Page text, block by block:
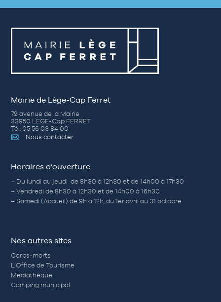
Mairie de Lège-Cap Ferret
79 avenue de la Mairie
33950 LÈGE-Cap FERRET
Tél. 05 56 03 84 00
Nous contacter
Horaires d’ouverture
– Du lundi au jeudi de 8h30 à 12h30 et de 14h00 à 17h30
– Vendredi de 8h30 à 12h30 et de 14h00 à 16h30
– Samedi (Accueil) de 9h à 12h, du 1er avril au 31 octobre.
Nos autres sites
Corps-morts
L’Office de Tourisme
Médiathèque
Camping municipal